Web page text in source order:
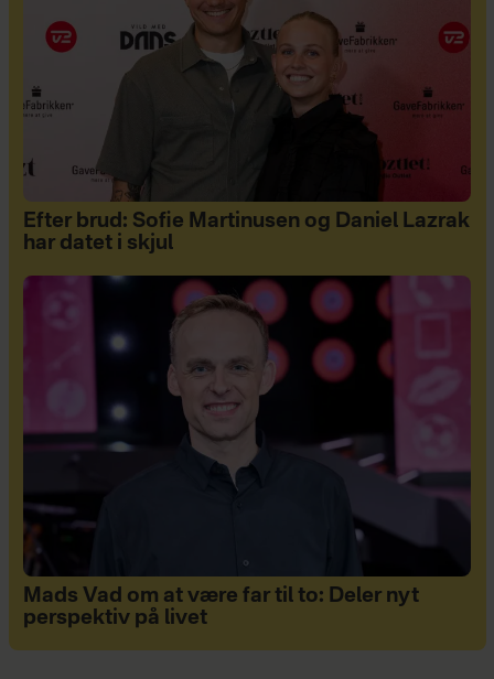
Efter brud: Sofie Martinusen og Daniel Lazrak
har datet i skjul
Mads Vad om at være far til to: Deler nyt
perspektiv på livet